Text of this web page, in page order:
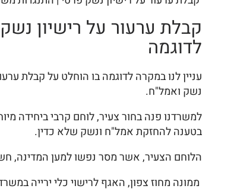
קבלת ערעור על רישיון
לדוגמה
עניין לנו במקרה לדוגמה בו הוחלט על קבלת
נשק ואמל"ח.
בטענה להחזקת אמל"ח ונשק שלא כדין.
הלוחם הצעיר, אשר מסר נפשו למען המדינה,
ממונה מחוז צפון, האגף לרישוי כלי ירייה